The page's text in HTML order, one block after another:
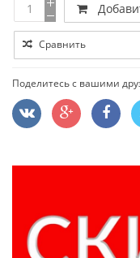
Сравнить
Поделитесь с вашими